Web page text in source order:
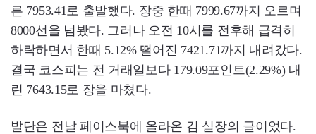
른 7953.41로 출발했다. 장중 한때 7999.67까지 오르며
8000선을 넘봤다. 그러나 오전 10시를 전후해 급격히
하락하면서 한때 5.12% 떨어진 7421.71까지 내려갔다.
결국 코스피는 전 거래일보다 179.09포인트(2.29%) 내
린 7643.15로 장을 마쳤다.
발단은 전날 페이스북에 올라온 김 실장의 글이었다.